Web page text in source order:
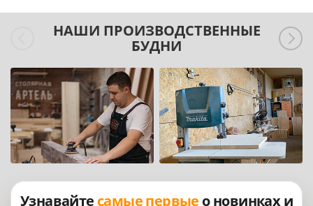
НАШИ ПРОИЗВОДСТВЕННЫЕ
БУДНИ
Узнавайте самые первые о новинках и